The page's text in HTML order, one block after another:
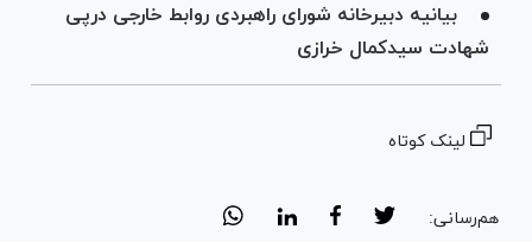
بیانیه دبیرخانه شورای راهبردی روابط خارجی درپی
شهادت سیدکمال خرازی
لینک کوتاه
هم‌رسانی: